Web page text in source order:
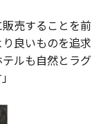
販売することを前
良いものを追求
ルも自然とラグ